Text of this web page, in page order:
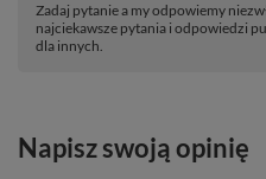
Zadaj pytanie a my odpowiemy
najciekawsze pytania i odpowiedzi
dla innych.
Napisz swoją opinię